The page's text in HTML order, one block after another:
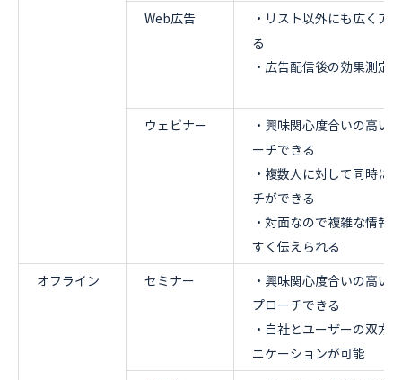
Web広告
・リスト以外にも広くア
る
・広告配信後の効果測定
ウェビナー
・興味関心度合いの高い
ーチできる
・複数人に対して同時に
チができる
・対面なので複雑な情報
すく伝えられる
オフライン
セミナー
・興味関心度合いの高い
プローチできる
・自社とユーザーの双方
ニケーションが可能